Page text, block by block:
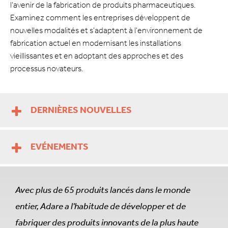
l'avenir de la fabrication de produits pharmaceutiques.
Examinez comment les entreprises développent de
nouvelles modalités et s'adaptent à l'environnement de
fabrication actuel en modernisant les installations
vieillissantes et en adoptant des approches et des
processus novateurs.
DERNIÈRES NOUVELLES
EVÉNEMENTS
Avec plus de 65 produits lancés dans le monde
entier, Adare a l'habitude de développer et de
fabriquer des produits innovants de la plus haute